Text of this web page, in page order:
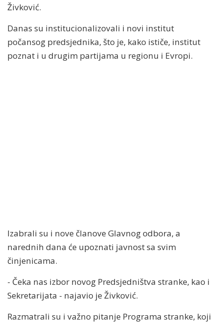
Živković.
Danas su institucionalizovali i novi institut
počansog predsjednika, što je, kako ističe, institut
poznat i u drugim partijama u regionu i Evropi.
Izabrali su i nove članove Glavnog odbora, a
narednih dana će upoznati javnost sa svim
činjenicama.
- Čeka nas izbor novog Predsjedništva stranke, kao i
Sekretarijata - najavio je Živković.
Razmatrali su i važno pitanje Programa stranke, koji